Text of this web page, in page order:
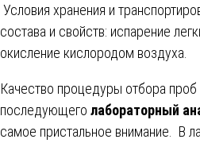
Условия хранения и
состава и свойств: испарение
окисление кислородом воздуха.
Качество процедуры отбора
последующего лабораторный
самое пристальное внимание. В